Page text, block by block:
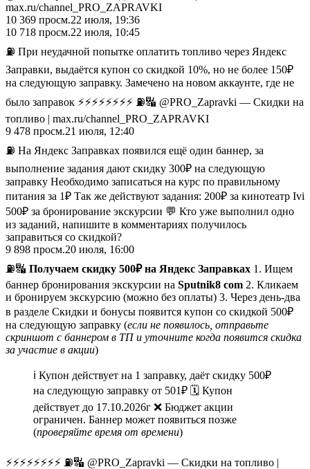
max.ru/channel_PRO_ZAPRAVKI
10 369 просм.22 июля, 19:36
10 718 просм.22 июля, 10:45
⛽️ При неудачной попытке оплатить топливо через Яндекс
Заправки, выдаётся купон со скидкой 10%, но не более 150₽
на следующую заправку. Замечено на новом аккаунте, где не
было заправок ⚡️⚡️⚡️⚡️⚡️⚡️⚡️⚡️ ⛽️🔣 @PRO_Zapravki — Скидки на
топливо | max.ru/channel_PRO_ZAPRAVKI
9 478 просм.21 июля, 12:40
⛽️ На Яндекс Заправках появился ещё один баннер, за
выполнение задания дают скидку 300₽ на следующую
заправку Необходимо записаться на курс по правильному
питания за 1₽ Так же действуют задания: 200₽ за кинотеатр Ivi
500₽ за бронирование экскурсии 💬 Кто уже выполнил одно
из заданий, напишите в комментариях получилось
заправиться со скидкой?
9 898 просм.20 июля, 16:00
⛽️🔣 Получаем скидку 500₽ на Яндекс Заправках 1. Ищем
баннер бронирования экскурсии на Sputnik8 com 2. Кликаем
и бронируем экскурсию (можно без оплаты) 3. Через день-два
в разделе Скидки и бонусы появится купон со скидкой 500₽
на следующую заправку (если не появилось, отправьте
скриншот с баннером в ТП и уточните когда появится скидка
за участие в акции)
ℹ️ Купон действует на 1 заправку, даёт скидку 500₽
на следующую заправку от 501₽ 🗓 Купон
действует до 17.10.2026г ❌ Бюджет акции
ограничен. Баннер может появиться позже
(проверяйте время от времени)
⚡️⚡️⚡️⚡️⚡️⚡️⚡️⚡️ ⛽️🔣 @PRO_Zapravki — Скидки на топливо |